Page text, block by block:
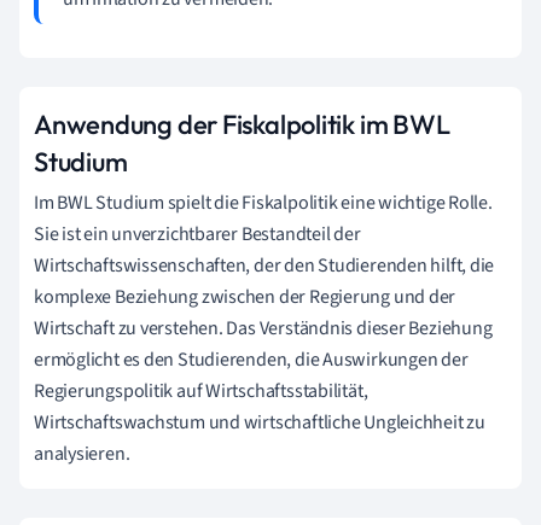
Anwendung der Fiskalpolitik im BWL
Studium
Im BWL Studium spielt die Fiskalpolitik eine wichtige Rolle.
Sie ist ein unverzichtbarer Bestandteil der
Wirtschaftswissenschaften, der den Studierenden hilft, die
komplexe Beziehung zwischen der Regierung und der
Wirtschaft zu verstehen. Das Verständnis dieser Beziehung
ermöglicht es den Studierenden, die Auswirkungen der
Regierungspolitik auf Wirtschaftsstabilität,
Wirtschaftswachstum und wirtschaftliche Ungleichheit zu
analysieren.